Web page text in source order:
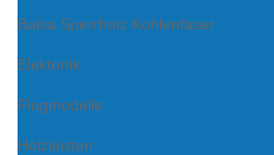
Balsa Sperrholz Kohlenfaser
Elektonik
Flugmodelle
Holzleisten